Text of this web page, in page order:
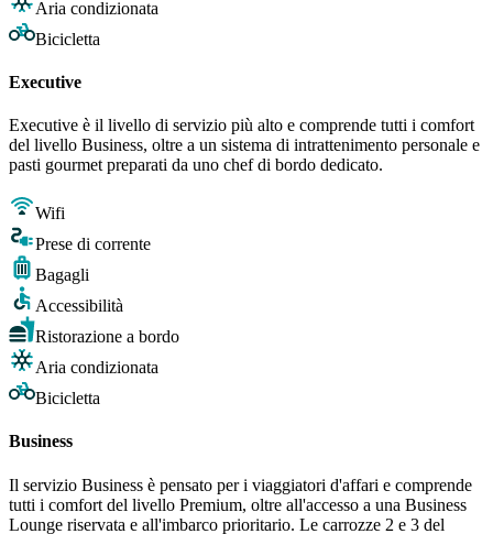
Aria condizionata
Bicicletta
Executive
Executive è il livello di servizio più alto e comprende tutti i comfort
del livello Business, oltre a un sistema di intrattenimento personale e
pasti gourmet preparati da uno chef di bordo dedicato.
Wifi
Prese di corrente
Bagagli
Accessibilità
Ristorazione a bordo
Aria condizionata
Bicicletta
Business
Il servizio Business è pensato per i viaggiatori d'affari e comprende
tutti i comfort del livello Premium, oltre all'accesso a una Business
Lounge riservata e all'imbarco prioritario. Le carrozze 2 e 3 del